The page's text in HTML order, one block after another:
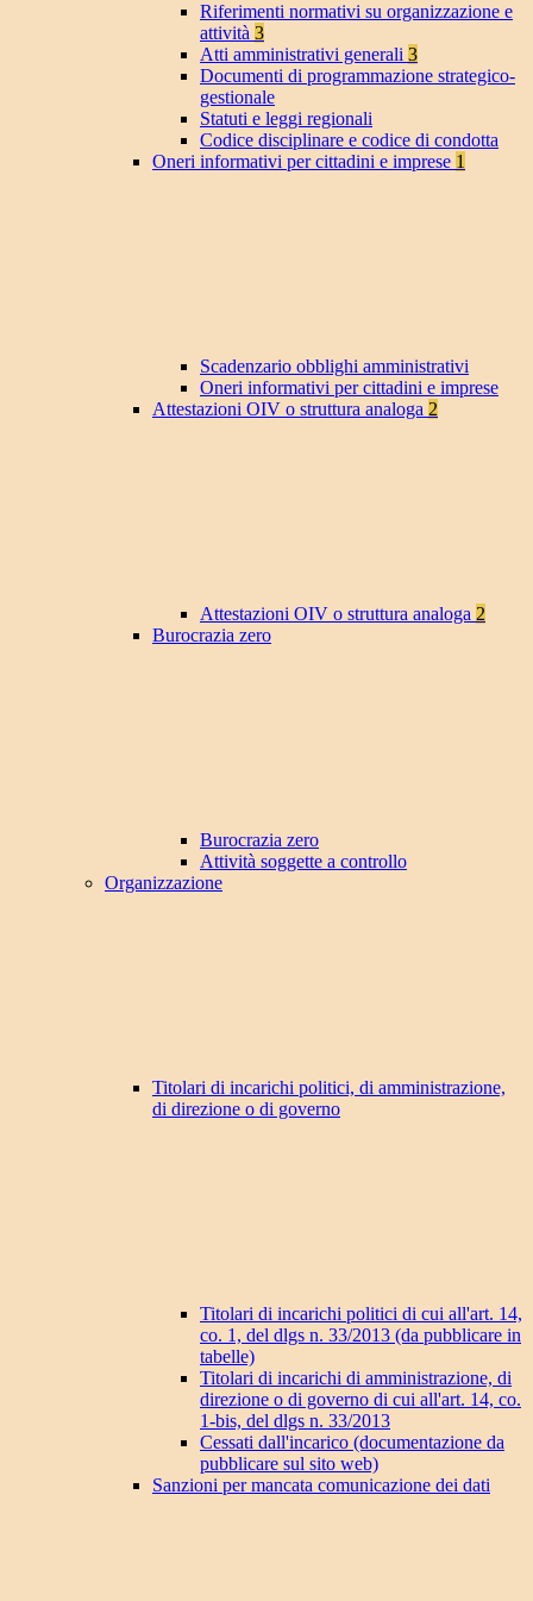
Riferimenti normativi su organizzazione e
attività 3
Atti amministrativi generali 3
Documenti di programmazione strategico-
gestionale
Statuti e leggi regionali
Codice disciplinare e codice di condotta
Oneri informativi per cittadini e imprese 1
Scadenzario obblighi amministrativi
Oneri informativi per cittadini e imprese
Attestazioni OIV o struttura analoga 2
Attestazioni OIV o struttura analoga 2
Burocrazia zero
Burocrazia zero
Attività soggette a controllo
Organizzazione
Titolari di incarichi politici, di amministrazione,
di direzione o di governo
Titolari di incarichi politici di cui all'art. 14,
co. 1, del dlgs n. 33/2013 (da pubblicare in
tabelle)
Titolari di incarichi di amministrazione, di
direzione o di governo di cui all'art. 14, co.
1-bis, del dlgs n. 33/2013
Cessati dall'incarico (documentazione da
pubblicare sul sito web)
Sanzioni per mancata comunicazione dei dati